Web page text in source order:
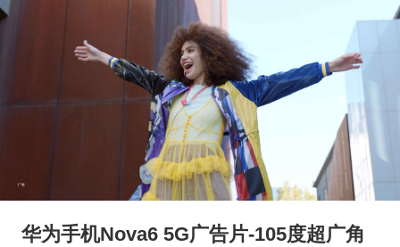
华为手机Nova6 5G广告片-105度超广角